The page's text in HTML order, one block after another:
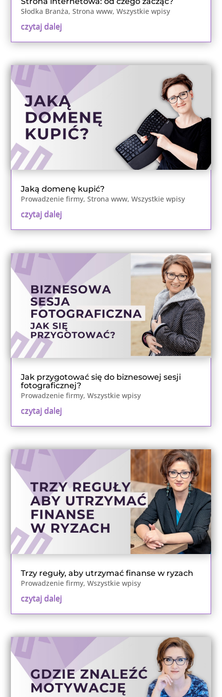
Słodka Branża,Strona www,Wszystkie wpisy
czytaj dalej
Jaką domenę kupić?
Prowadzenie firmy,Strona www,Wszystkie wpisy
czytaj dalej
Jak przygotować się do biznesowej sesji
fotograficznej?
Prowadzenie firmy,Wszystkie wpisy
czytaj dalej
Trzy reguły, aby utrzymać finanse w ryzach
Prowadzenie firmy,Wszystkie wpisy
czytaj dalej